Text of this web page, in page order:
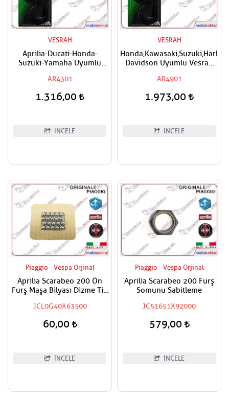
VESRAH
Aprilia-Ducati-Honda-
Suzuki-Yamaha Uyumlu
Keçesi
AR4301
1.316,00
İNCELE
VESRAH
Honda,Kawasaki,Suzuki,Harley
Davidson Uyumlu Vesrah
49x60x10
AR4901
1.973,00
İNCELE
Piaggio - Vespa Orjinal
Aprilia Scarabeo 200 Ön
Furş Maşa Bilyası Dizme Tip
JCL0G40X63500
60,00
İNCELE
Piaggio - Vespa Orjinal
Aprilia Scarabeo 200 Furş
Somunu Sabitleme
JC51651X92000
579,00
İNCELE